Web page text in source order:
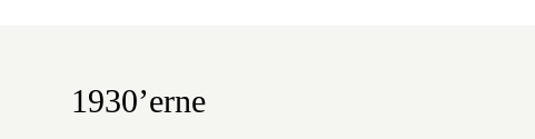
1930’erne